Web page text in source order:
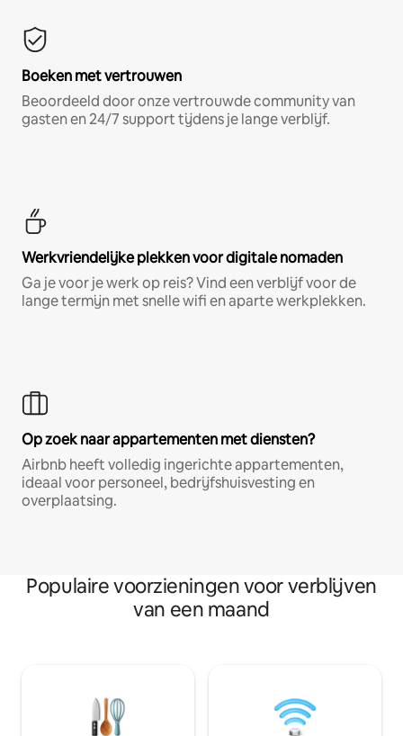
Boeken met vertrouwen
Beoordeeld door onze vertrouwde community van
gasten en 24/7 support tijdens je lange verblijf.
Werkvriendelijke plekken voor digitale nomaden
Ga je voor je werk op reis? Vind een verblijf voor de
lange termijn met snelle wifi en aparte werkplekken.
Op zoek naar appartementen met diensten?
Airbnb heeft volledig ingerichte appartementen,
ideaal voor personeel, bedrijfshuisvesting en
overplaatsing.
Populaire voorzieningen voor verblijven
van een maand